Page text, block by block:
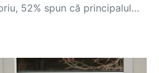
52% spun că principalul…